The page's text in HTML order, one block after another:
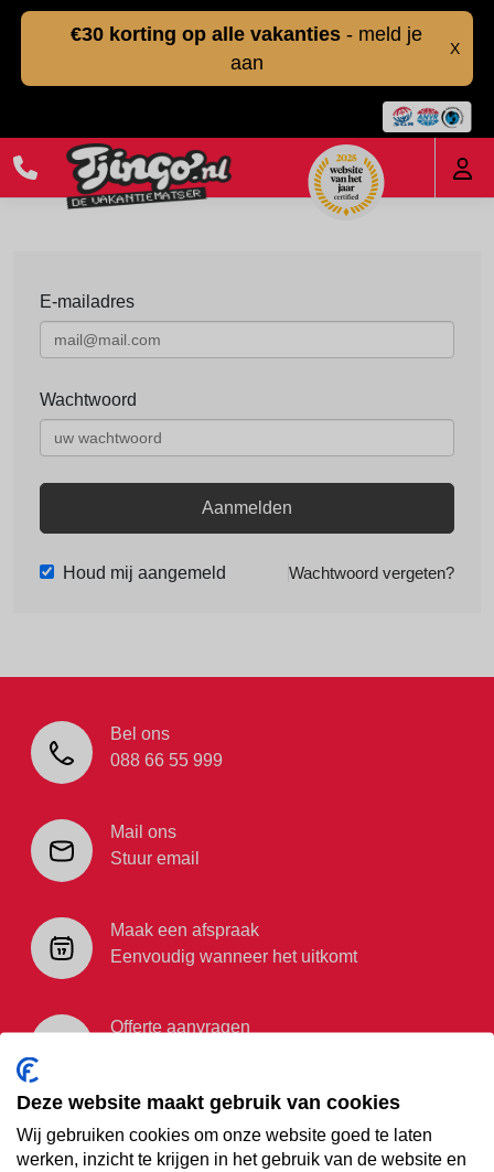
€30 korting op alle vakanties - meld je
aan
X
E-mailadres
Wachtwoord
Aanmelden
Houd mij aangemeld Wachtwoord vergeten?
Bel ons
088 66 55 999
Mail ons
Stuur email
Maak een afspraak
Eenvoudig wanneer het uitkomt
Offerte aanvragen
€35,- korting op je
Deze website maakt gebruik van cookies
Wij gebruiken cookies om onze website goed te laten
werken, inzicht te krijgen in het gebruik van de website en